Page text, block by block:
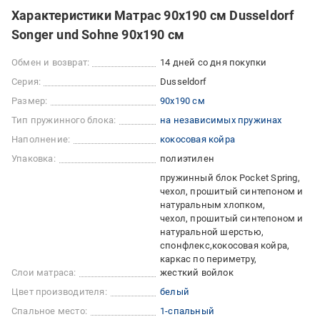
Характеристики Матрас 90х190 см Dusseldorf
Songer und Sohne 90x190 см
Обмен и возврат:
14 дней со дня покупки
Серия:
Dusseldorf
Размер:
90x190 см
Тип пружинного блока:
на независимых пружинах
Наполнение:
кокосовая койра
Упаковка:
полиэтилен
Слои матраса:
пружинный блок Pocket Spring
чехол, прошитый синтепоном и
натуральным хлопком
чехол, прошитый синтепоном и
натуральной шерстью
спонфлекс кокосовая койра
каркас по периметру
жесткий войлок
Цвет производителя:
белый
Спальное место:
1-спальный